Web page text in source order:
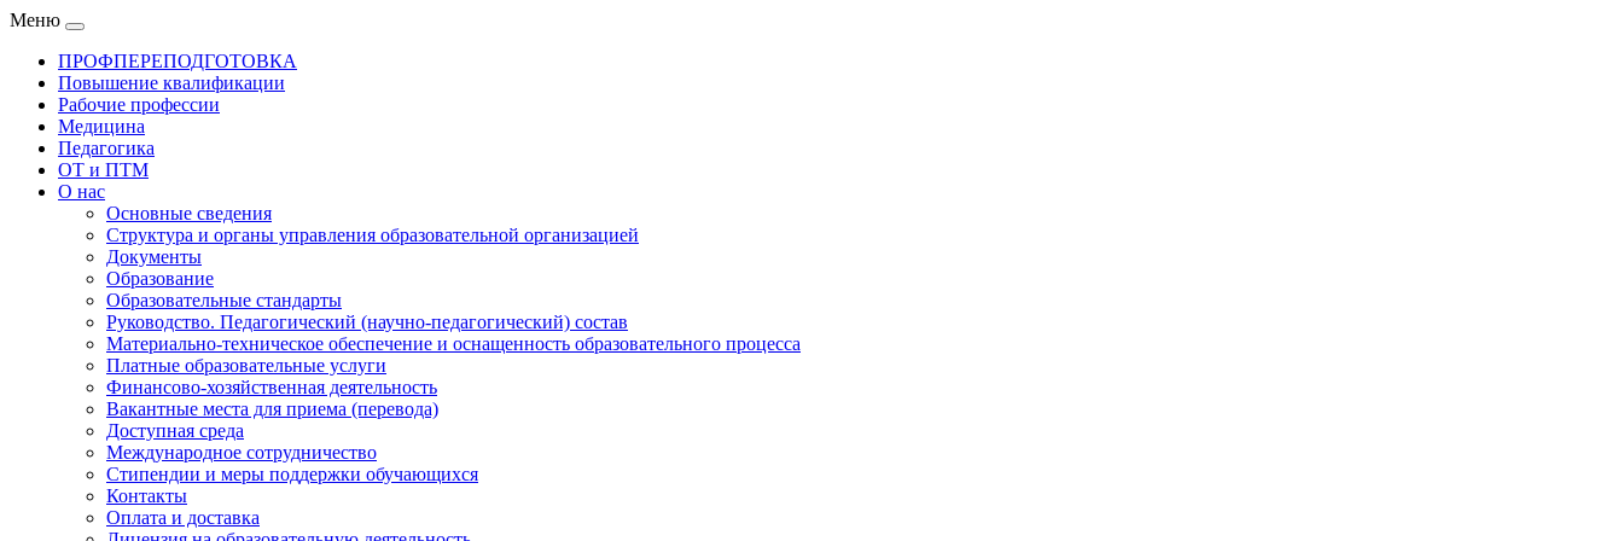
Меню
ПРОФПЕРЕПОДГОТОВКА
Повышение квалификации
Рабочие профессии
Медицина
Педагогика
ОТ и ПТМ
О нас
Основные сведения
Структура и органы управления образовательной организацией
Документы
Образование
Образовательные стандарты
Руководство. Педагогический (научно-педагогический) состав
Материально-техническое обеспечение и оснащенность образовательного процесса
Платные образовательные услуги
Финансово-хозяйственная деятельность
Вакантные места для приема (перевода)
Доступная среда
Международное сотрудничество
Стипендии и меры поддержки обучающихся
Контакты
Оплата и доставка